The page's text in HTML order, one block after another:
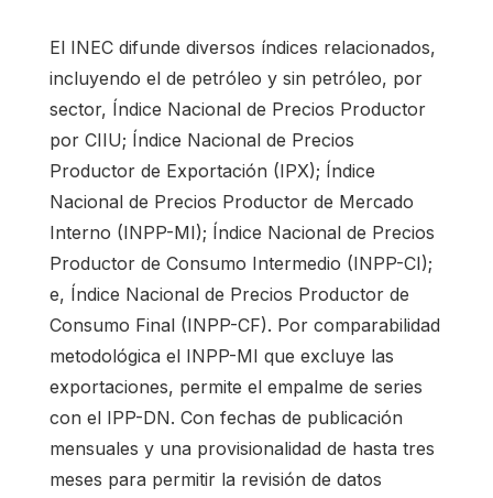
El INEC difunde diversos índices relacionados,
incluyendo el de petróleo y sin petróleo, por
sector, Índice Nacional de Precios Productor
por CIIU; Índice Nacional de Precios
Productor de Exportación (IPX); Índice
Nacional de Precios Productor de Mercado
Interno (INPP-MI); Índice Nacional de Precios
Productor de Consumo Intermedio (INPP-CI);
e, Índice Nacional de Precios Productor de
Consumo Final (INPP-CF). Por comparabilidad
metodológica el INPP-MI que excluye las
exportaciones, permite el empalme de series
con el IPP-DN. Con fechas de publicación
mensuales y una provisionalidad de hasta tres
meses para permitir la revisión de datos